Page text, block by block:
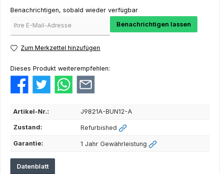
Benachrichtigen, sobald wieder verfügbar
Benachrichtigen lassen
Zum Merkzettel hinzufügen
Dieses Produkt weiterempfehlen:
Artikel-Nr.: J9821A-BUN12-A
Zustand: Refurbished
Garantie: 1 Jahr Gewährleistung
Datenblatt